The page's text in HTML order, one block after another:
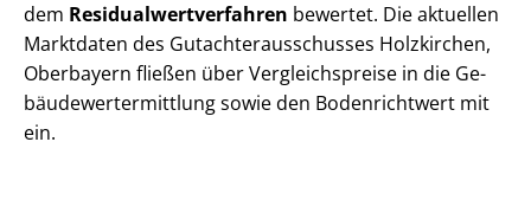
dem Re­si­du­al­wert­ver­fah­ren bewertet. Die aktuellen
Marktdaten des Gut­ach­ter­aus­schus­ses Holzkirchen,
Oberbayern fließen über Ver­gleichs­prei­se in die Ge­
bäu­de­wert­ermitt­lung sowie den Bodenrichtwert mit
ein.